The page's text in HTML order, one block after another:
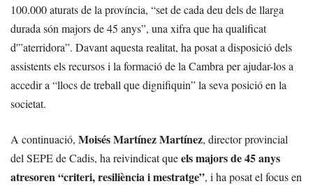
100.000 aturats de la província, “set de cada deu dels de llarga
durada són majors de 45 anys”, una xifra que ha qualificat
d'”aterridora”. Davant aquesta realitat, ha posat a disposició dels
assistents els recursos i la formació de la Cambra per ajudar-los a
accedir a “llocs de treball que dignifiquin” la seva posició en la
societat.
A continuació, Moisés Martínez Martínez, director provincial
del SEPE de Cadis, ha reivindicat queels majors de 45 anys
atresoren “criteri, resiliència i mestratge”, i ha posat el focus en